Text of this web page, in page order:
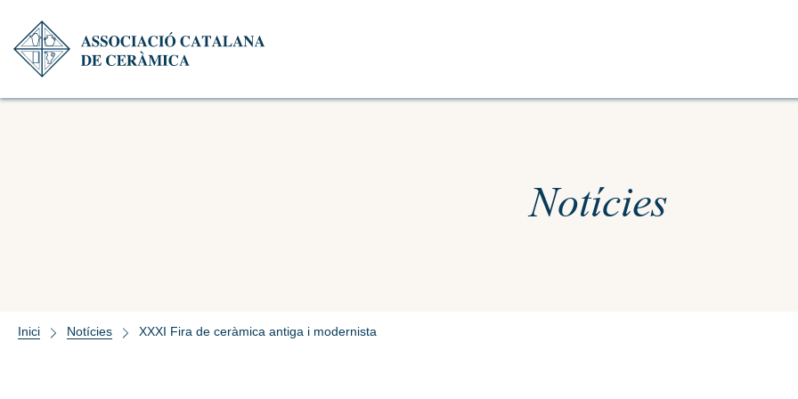
Notícies
Inici Notícies XXXI Fira de ceràmica antiga i modernista